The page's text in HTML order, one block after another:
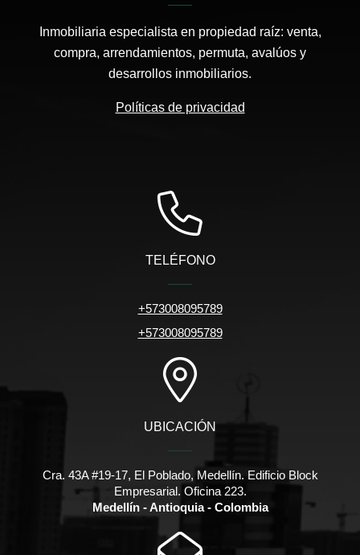
Inmobiliaria especialista en propiedad raíz: venta,
compra, arrendamientos, permuta, avalúos y
desarrollos inmobiliarios.
Políticas de privacidad
TELÉFONO
+573008095789
+573008095789
UBICACIÓN
Cra. 43A #19-17, El Poblado, Medellín. Edificio Block
Empresarial. Oficina 223.
Medellín - Antioquia - Colombia